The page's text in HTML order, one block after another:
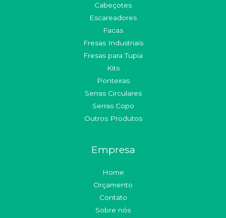
Cabeçotes
Escareadores
Facas
Fresas Industriais
Fresas para Tupia
Kits
Ponteiras
Serras Circulares
Serras Copo
Outros Produtos
Empresa
Home
Orçamento
Contato
Sobre nós